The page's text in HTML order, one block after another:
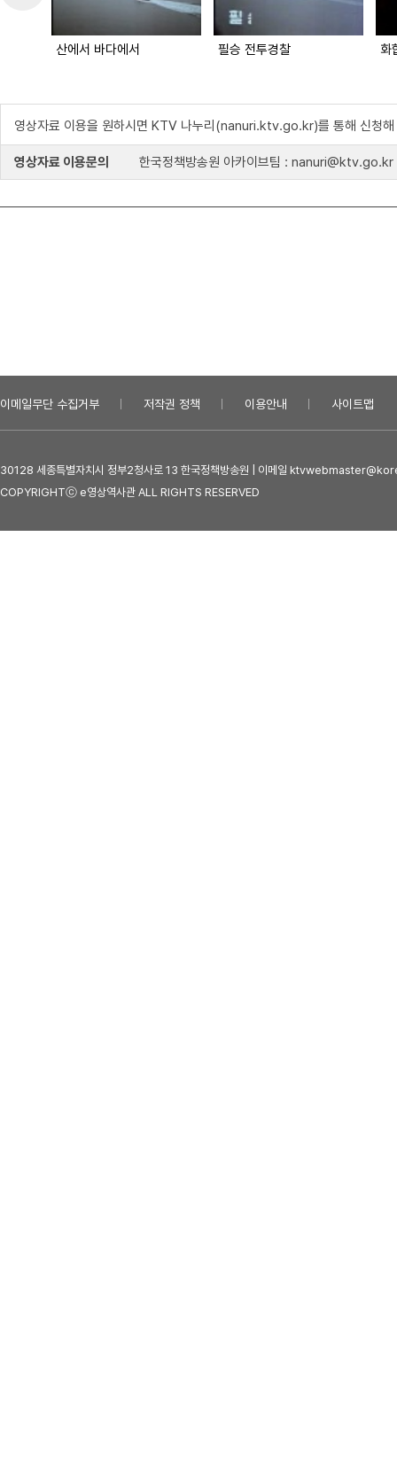
산에서 바다에서 필승 전투경찰 화
영상자료 이용을 원하시면 KTV 나누리(nanuri.ktv.go.kr)를 통해 신청해
영상자료 이용문의 한국정책방송원 아카이브팀 : nanuri@ktv.go.kr
이메일무단 수집거부 저작권 정책 이용안내 사이트맵
30128 세종특별자치시 정부2청사로 13 한국정책방송원 | 이메일
COPYRIGHTⓒ e영상역사관 ALL RIGHTS RESERVED